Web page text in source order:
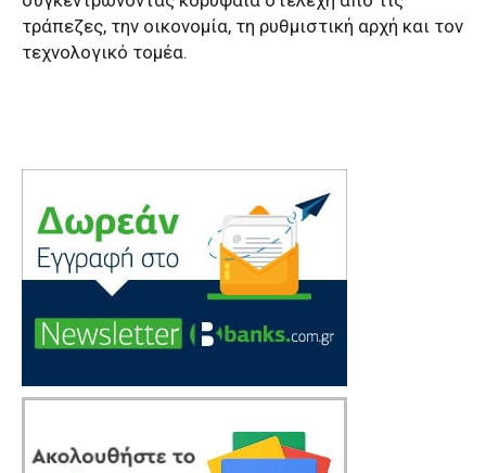
τράπεζες, την οικονομία, τη ρυθμιστική αρχή και τον
τεχνολογικό τομέα.